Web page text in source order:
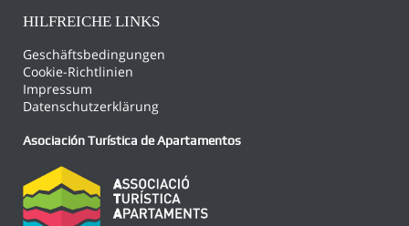
HILFREICHE LINKS
Geschäftsbedingungen
Cookie-Richtlinien
Impressum
Datenschutzerklärung
Asociación Turística de Apartamentos